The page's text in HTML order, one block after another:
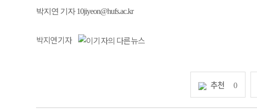
박지연 기자 10jiyeon@hufs.ac.kr
박지연기자
추천 0